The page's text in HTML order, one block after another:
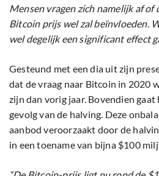
Mensen vragen zich namelijk af of
Bitcoin prijs wel zal beïnvloeden.
wel degelijk een significant effect
Gesteund met een dia uit zijn
dat de vraag naar Bitcoin in 2020
zijn dan vorig jaar. Bovendien gaat
gevolg van de halving. Deze
aanbod veroorzaakt door de
in een toename van bijna $100